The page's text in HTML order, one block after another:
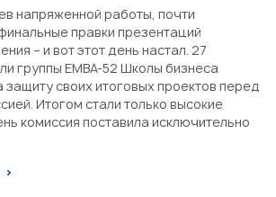
напряженной работы, почти
правки презентаций
– и вот этот день настал. 27
группы EMBA-52 Школы бизнеса
своих итоговых проектов перед
Итогом стали только высокие
комиссия поставила исключительно